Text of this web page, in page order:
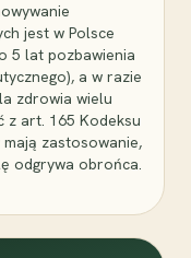
jest w Polsce
5 lat pozbawienia
a w razie
zdrowia wielu
z art. 165 Kodeksu
zastosowanie,
odgrywa obrońca.